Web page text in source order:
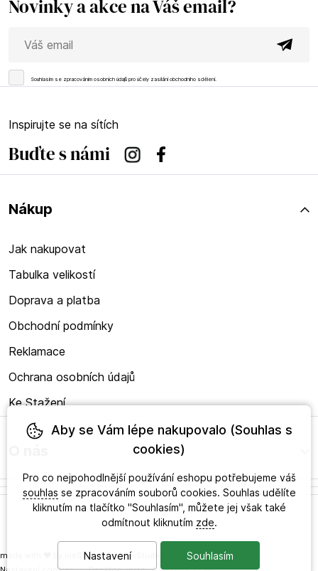
Novinky a akce na Váš email?
Souhlasím se zpracováním osobních údajů pro účely zasílání obchodního sdělení.
Inspirujte se na sítích
Buďte s námi InstagramFacebook
Nákup
Jak nakupovat
Tabulka velikostí
Doprava a platba
Obchodní podmínky
Reklamace
Ochrana osobních údajů
Ke Stažení
made with ineShop© 2026 - Studio zdravého obouvání s.r.o.
Aby se Vám lépe nakupovalo (Souhlas s
cookies)
Pro co nejpohodlnější používání eshopu potřebujeme váš
souhlas se zpracováním souborů cookies. Souhlas udělíte
kliknutím na tlačítko "Souhlasím", můžete jej však také
odmítnout kliknutím zde.
Nastavení Souhlasím